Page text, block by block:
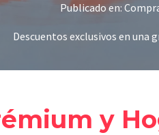
Publicado en:
Descuentos exclusivos en una
y